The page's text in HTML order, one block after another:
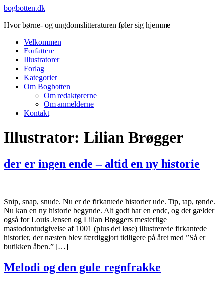
Videre
indhold
bogbotten.dk
Hvor børne- og ungdomslitteraturen føler sig hjemme
Velkommen
Forfattere
Illustratorer
Forlag
Kategorier
Om Bogbotten
Om redaktørerne
Om anmelderne
Kontakt
Illustrator: Lilian Brøgger
der er ingen ende – altid en ny historie
Snip, snap, snude. Nu er de firkantede historier ude. Tip, tap, tønde.
Nu kan en ny historie begynde. Alt godt har en ende, og det gælder
også for Louis Jensen og Lilian Brøggers mesterlige
mastodontudgivelse af 1001 (plus det løse) illustrerede firkantede
historier, der næsten blev færdiggjort tidligere på året med ”Så er
butikken åben.” […]
Melodi og den gule regnfrakke